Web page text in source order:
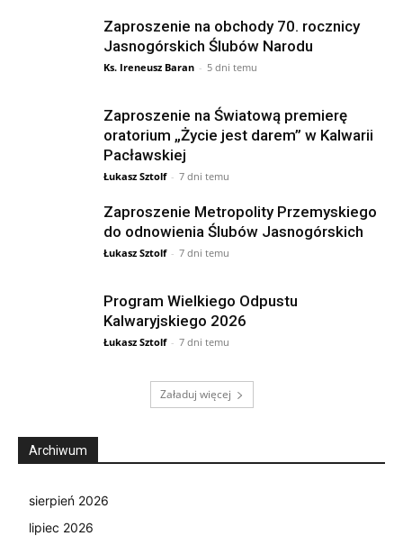
Zaproszenie na obchody 70. rocznicy
Jasnogórskich Ślubów Narodu
Ks. Ireneusz Baran - 5 dni temu
Zaproszenie na Światową premierę
oratorium „Życie jest darem” w Kalwarii
Pacławskiej
Łukasz Sztolf - 7 dni temu
Zaproszenie Metropolity Przemyskiego
do odnowienia Ślubów Jasnogórskich
Łukasz Sztolf - 7 dni temu
Program Wielkiego Odpustu
Kalwaryjskiego 2026
Łukasz Sztolf - 7 dni temu
Załaduj więcej
Archiwum
sierpień 2026
lipiec 2026